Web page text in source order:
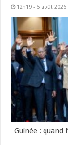
12h19 - 5 août 2026
Guinée : quand